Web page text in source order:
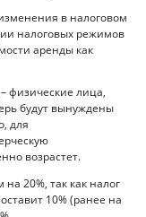
в налоговом
налоговых режимов
аренды как
физические лица,
будут вынуждены
для
возрастет.
20%, так как налог
10% (ранее на